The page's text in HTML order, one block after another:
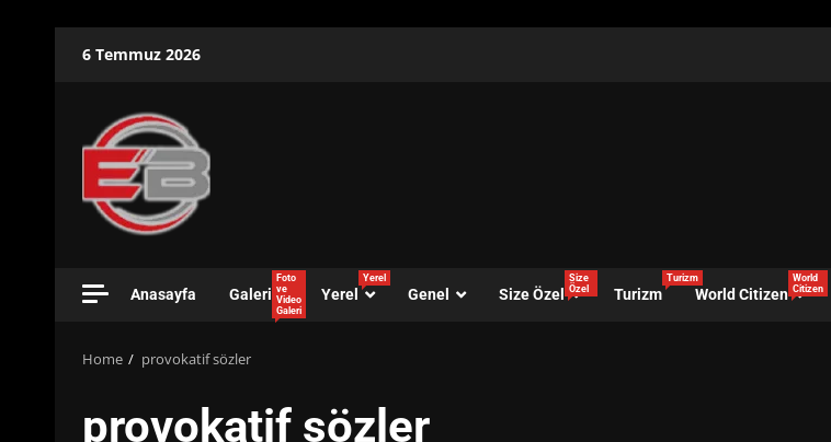
6 Temmuz 2026
Anasayfa Galeri
Foto
ve
Video
Galeri
Yerel
Yerel
Genel Size Özel
Size
Özel
Turizm
Turizm
World Citizen
World
Citizen
Home provokatif sözler
provokatif sözler